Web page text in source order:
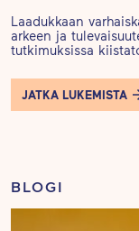
Laadukkaan
arkeen ja
tutkimuksissa
JATKA LUKEMISTA
BLOGI